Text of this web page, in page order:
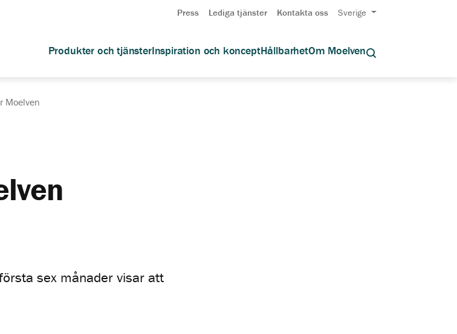
Press Lediga tjänster Kontakta oss Sverige
Produkter och tjänsterInspiration och konceptHållbarhetOm Moelven
Moelven
sex månader visar att